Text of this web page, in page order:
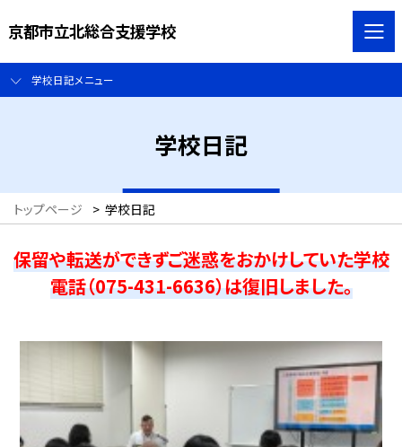
京都市立北総合支援学校
学校日記メニュー
学校日記
トップページ > 学校日記
保留や転送ができずご迷惑をおかけしていた学校
電話（075-431-6636）は復旧しました。